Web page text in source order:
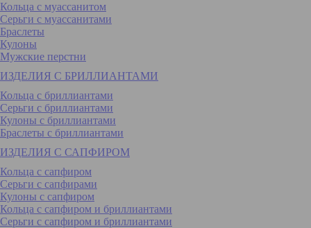
Кольца с муассанитом
Серьги с муассанитами
Браслеты
Кулоны
Мужские перстни
ИЗДЕЛИЯ С БРИЛЛИАНТАМИ
Кольца с бриллиантами
Серьги с бриллиантами
Кулоны с бриллиантами
Браслеты с бриллиантами
ИЗДЕЛИЯ С САПФИРОМ
Кольца с сапфиром
Серьги с сапфирами
Кулоны с сапфиром
Кольца с сапфиром и бриллиантами
Серьги с сапфиром и бриллиантами